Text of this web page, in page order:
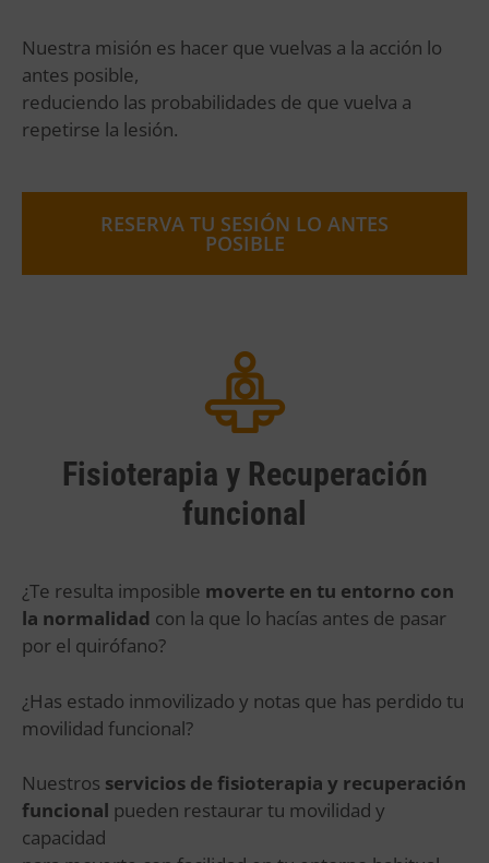
Nuestra misión es hacer que vuelvas a la acción lo
antes posible,
reduciendo las probabilidades de que vuelva a
repetirse la lesión.
RESERVA TU SESIÓN LO ANTES
POSIBLE
Fisioterapia y Recuperación
funcional
¿Te resulta imposible moverte en tu entorno con
la normalidad con la que lo hacías antes de pasar
por el quirófano?
¿Has estado inmovilizado y notas que has perdido tu
movilidad funcional?
Nuestros servicios de fisioterapia y recuperación
funcional pueden restaurar tu movilidad y
capacidad